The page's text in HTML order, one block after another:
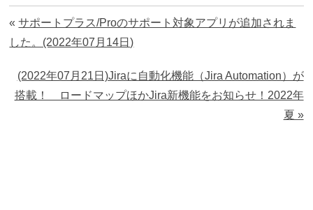
«サポートプラス/Proのサポート対象アプリが追加されま
した。(2022年07月14日)
(2022年07月21日)Jiraに自動化機能（Jira Automation）が
搭載！ ロードマップほかJira新機能をお知らせ！2022年
夏 »